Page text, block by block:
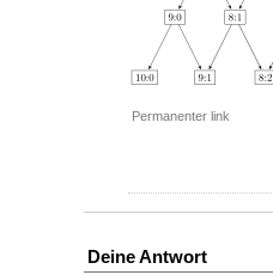
Permanenter link
Deine Antwort